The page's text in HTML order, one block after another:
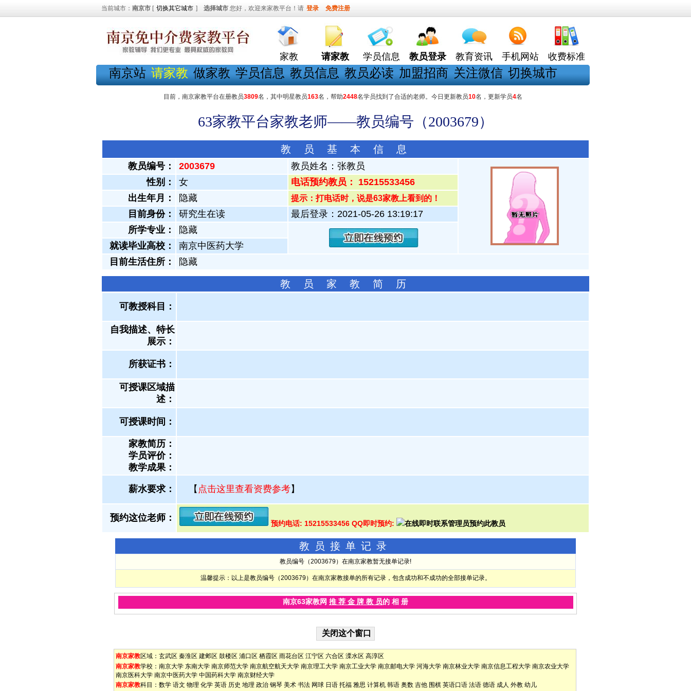
当前城市： 南京市 [ 切换其它城市 ] 选择城市 您好，欢迎来家教平台！请 登录 免费注册
家教 请家教 学员信息 教员登录 教育资讯 手机网站 收费标准
南京站 请家教 做家教 学员信息 教员信息 教员必读 加盟招商 关注微信 切换城市
目前，南京家教平台在册教员3809名，其中明星教员163名，帮助2448名学员找到了合适的老师。今日更新教员10名，更新学员4名
63家教平台家教老师——教员编号（2003679）
教 员 基 本 信 息
教员编号： 2003679 教员姓名： 张教员
性别：
女
电话预约教员： 15215533456
出生年月：
隐藏 提示：打电话时，说是63家教上看到的！
目前身份： 研究生在读
最后登录：2021-05-26 13:19:17
所学专业：
隐藏
就读毕业高校：
南京中医药大学
目前生活住所：
隐藏
教 员 家 教 简 历
可教授科目：
自我描述、特长
展示 ：
所获证书 ：
可授课区域描
述：
可授课时间：
家教简历：
学员评价：
教学成果：
薪水要求： 【 点击这里查看资费参考】
预约这位老师：
预约电话: 15215533456 QQ即时预约:
教员接单记录
教员编号（2003679）在南京家教暂无接单记录!
温馨提示：以上是教员编号（2003679）在南京家教接单的所有记录，包含成功和不成功的全部接单记录。
南京63家教网 推 荐 金 牌 教 员的 相 册
南京家教区域： 玄武区 秦淮区 建邺区 鼓楼区 浦口区 栖霞区 雨花台区 江宁区 六合区 溧水区 高淳区
南京家教学校： 南京大学 东南大学 南京师范大学 南京航空航天大学 南京理工大学 南京工业大学 南京邮电大学 河海大学 南京林业大学 南京信息工程大学 南京农业大学
南京医科大学 南京中医药大学 中国药科大学 南京财经大学
南京家教科目： 数学 语文 物理 化学 英语 历史 地理 政治 钢琴 美术 书法 网球 日语 托福 雅思 计算机 韩语 奥数 吉他 围棋 英语口语 法语 德语 成人 外教 幼儿